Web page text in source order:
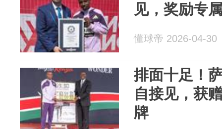
见，奖励专
懂球帝 2026-04-30
排面十足！
自接见，获
牌